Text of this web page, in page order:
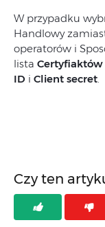
W przypadku
Handlowy
operatorów i
lista
ID i Client secret.
Czy ten